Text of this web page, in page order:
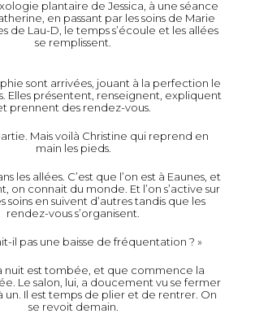
plantaire de Jessica, à une séance
en passant par les soins de Marie
de Lau-D, le temps s’écoule et les allées
se remplissent.
sont arrivées, jouant à la perfection le
Elles présentent, renseignent, expliquent
prennent des rendez-vous.
Mais voilà Christine qui reprend en
main les pieds.
les allées. C’est que l’on est à Eaunes, et
on connait du monde. Et l’on s’active sur
soins en suivent d’autres tandis que les
rendez-vous s’organisent.
il pas une baisse de fréquentation ? »
nuit est tombée, et que commence la
Le salon, lui, a doucement vu se fermer
un. Il est temps de plier et de rentrer. On
se revoit demain.